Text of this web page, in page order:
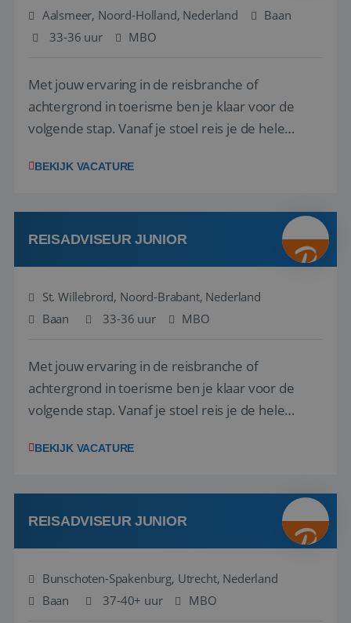
Aalsmeer, Noord-Holland, Nederland
Baan
33-36 uur
MBO
Met jouw ervaring in de reisbranche of
achtergrond in toerisme ben je klaar voor de
volgende stap. Vanaf je stoel reis je de hele
wensen van je team, je klant en wat er in de
klanten te overtuigen om die droomreis te
boeken! ...
BEKIJK VACATURE
REISADVISEUR JUNIOR
St. Willebrord, Noord-Brabant, Nederland
Baan
33-36 uur MBO
Met jouw ervaring in de reisbranche of
achtergrond in toerisme ben je klaar voor de
volgende stap. Vanaf je stoel reis je de hele
wensen van je team, je klant en wat er in de
klanten te overtuigen om die droomreis te
boeken! ...
BEKIJK VACATURE
REISADVISEUR JUNIOR
Bunschoten-Spakenburg, Utrecht, Nederland
Baan
37-40+ uur MBO